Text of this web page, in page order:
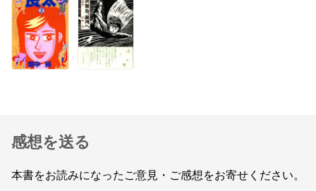
感想を送る
本書をお読みになったご意見・ご感想をお寄せください。